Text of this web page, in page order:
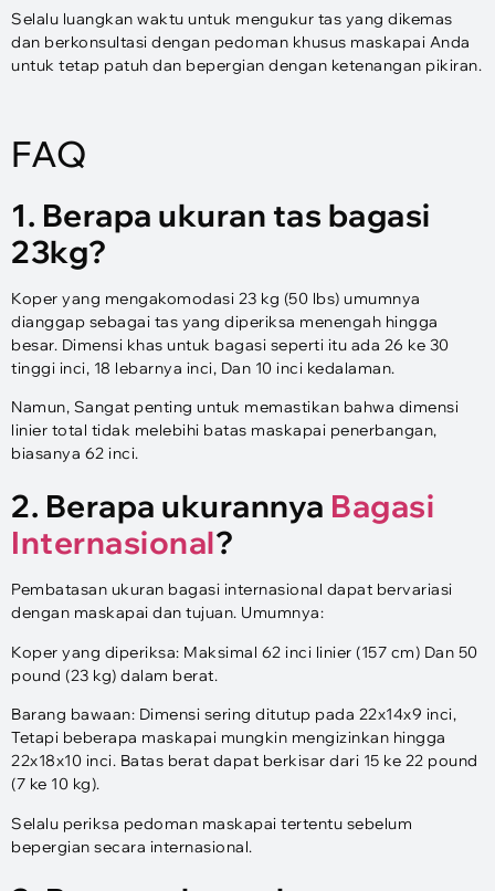
Selalu luangkan waktu untuk mengukur tas yang dikemas
dan berkonsultasi dengan pedoman khusus maskapai Anda
untuk tetap patuh dan bepergian dengan ketenangan pikiran.
FAQ
1. Berapa ukuran tas bagasi
23kg?
Koper yang mengakomodasi 23 kg (50 lbs) umumnya
dianggap sebagai tas yang diperiksa menengah hingga
besar. Dimensi khas untuk bagasi seperti itu ada 26 ke 30
tinggi inci, 18 lebarnya inci, Dan 10 inci kedalaman.
Namun, Sangat penting untuk memastikan bahwa dimensi
linier total tidak melebihi batas maskapai penerbangan,
biasanya 62 inci.
2. Berapa ukurannya Bagasi
Internasional?
Pembatasan ukuran bagasi internasional dapat bervariasi
dengan maskapai dan tujuan. Umumnya:
Koper yang diperiksa: Maksimal 62 inci linier (157 cm) Dan 50
pound (23 kg) dalam berat.
Barang bawaan: Dimensi sering ditutup pada 22x14x9 inci,
Tetapi beberapa maskapai mungkin mengizinkan hingga
22x18x10 inci. Batas berat dapat berkisar dari 15 ke 22 pound
(7 ke 10 kg).
Selalu periksa pedoman maskapai tertentu sebelum
bepergian secara internasional.